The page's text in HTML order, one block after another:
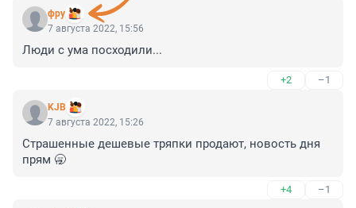
фру
7 августа 2022, 15:56
Люди с ума посходили...
+2 –1
KJB
7 августа 2022, 15:26
Страшенные дешевые тряпки продают, новость дня
прям 🥱
+4 –1